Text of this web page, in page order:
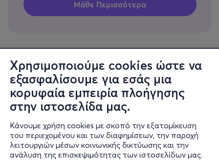
Χρησιμοποιούμε cookies ώστε να
εξασφαλίσουμε για εσάς μια
κορυφαία εμπειρία πλοήγησης
στην ιστοσελίδα μας.
Κάνουμε χρήση cookies με σκοπό την εξατομίκευση
του περιεχομένου και των διαφημίσεων, την παροχή
λειτουργιών μέσων κοινωνικής δικτύωσης και την
ανάλυση της επισκεψιμότητας των ιστοσελίδων μας.
Πληροφορίες
Υποστήριξη
Stay Connected